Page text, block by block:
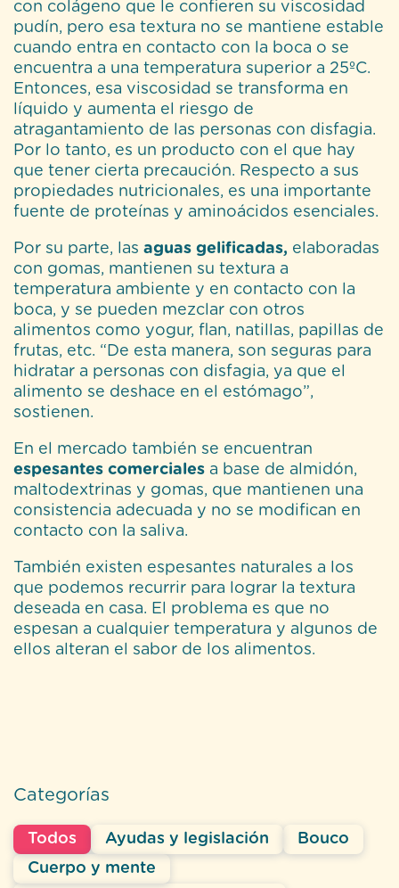
con colágeno que le confieren su viscosidad
pudín, pero esa textura no se mantiene estable
cuando entra en contacto con la boca o se
encuentra a una temperatura superior a 25ºC.
Entonces, esa viscosidad se transforma en
líquido y aumenta el riesgo de
atragantamiento de las personas con disfagia.
Por lo tanto, es un producto con el que hay
que tener cierta precaución. Respecto a sus
propiedades nutricionales, es una importante
fuente de proteínas y aminoácidos esenciales.
Por su parte, las aguas gelificadas, elaboradas
con gomas, mantienen su textura a
temperatura ambiente y en contacto con la
boca, y se pueden mezclar con otros
alimentos como yogur, flan, natillas, papillas de
frutas, etc. “De esta manera, son seguras para
hidratar a personas con disfagia, ya que el
alimento se deshace en el estómago”,
sostienen.
En el mercado también se encuentran
espesantes comerciales a base de almidón,
maltodextrinas y gomas, que mantienen una
consistencia adecuada y no se modifican en
contacto con la saliva.
También existen espesantes naturales a los
que podemos recurrir para lograr la textura
deseada en casa. El problema es que no
espesan a cualquier temperatura y algunos de
ellos alteran el sabor de los alimentos.
Categorías
Todos Ayudas y legislación
Bouco
Cuerpo y mente